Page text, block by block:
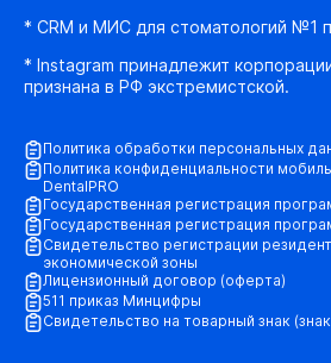
* CRM и МИС для стоматологий №1
* Instagram принадлежит
признана в РФ экстремистской.
Политика обработки персональных
Политика конфиденциальности
DentalPRO
Государственная регистрация
Государственная регистрация
Свидетельство регистрации
экономической зоны
Лицензионный договор (оферта)
511 приказ Минцифры
Свидетельство на товарный знак